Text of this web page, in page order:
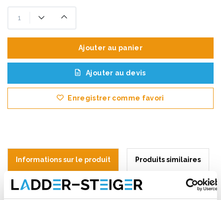
Ajouter au panier
Ajouter au devis
Enregistrer comme favori
Informations sur le produit Produits similaires